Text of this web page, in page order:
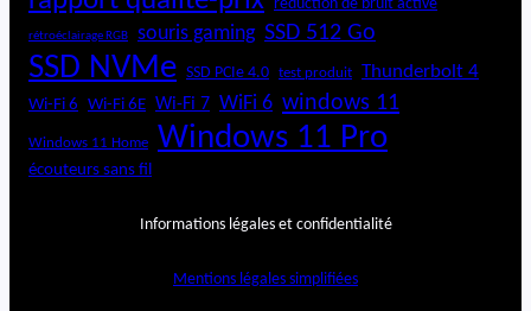
réduction de bruit active
rétroéclairage RGB souris gaming SSD 512 Go
SSD NVMe SSD PCIe 4.0 test produit Thunderbolt 4
Wi-Fi 6 Wi-Fi 6E Wi-Fi 7 WiFi 6 windows 11
Windows 11 Home Windows 11 Pro
écouteurs sans fil
Informations légales et confidentialité
Mentions légales simplifiées